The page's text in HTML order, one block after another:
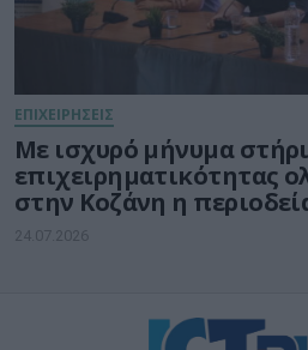
ΕΠΙΧΕΙΡΗΣΕΙΣ
Με ισχυρό μήνυμα
επιχειρηματικότητας
στην Κοζάνη η
τις νέες δράσεις ύψους
24.07.2026